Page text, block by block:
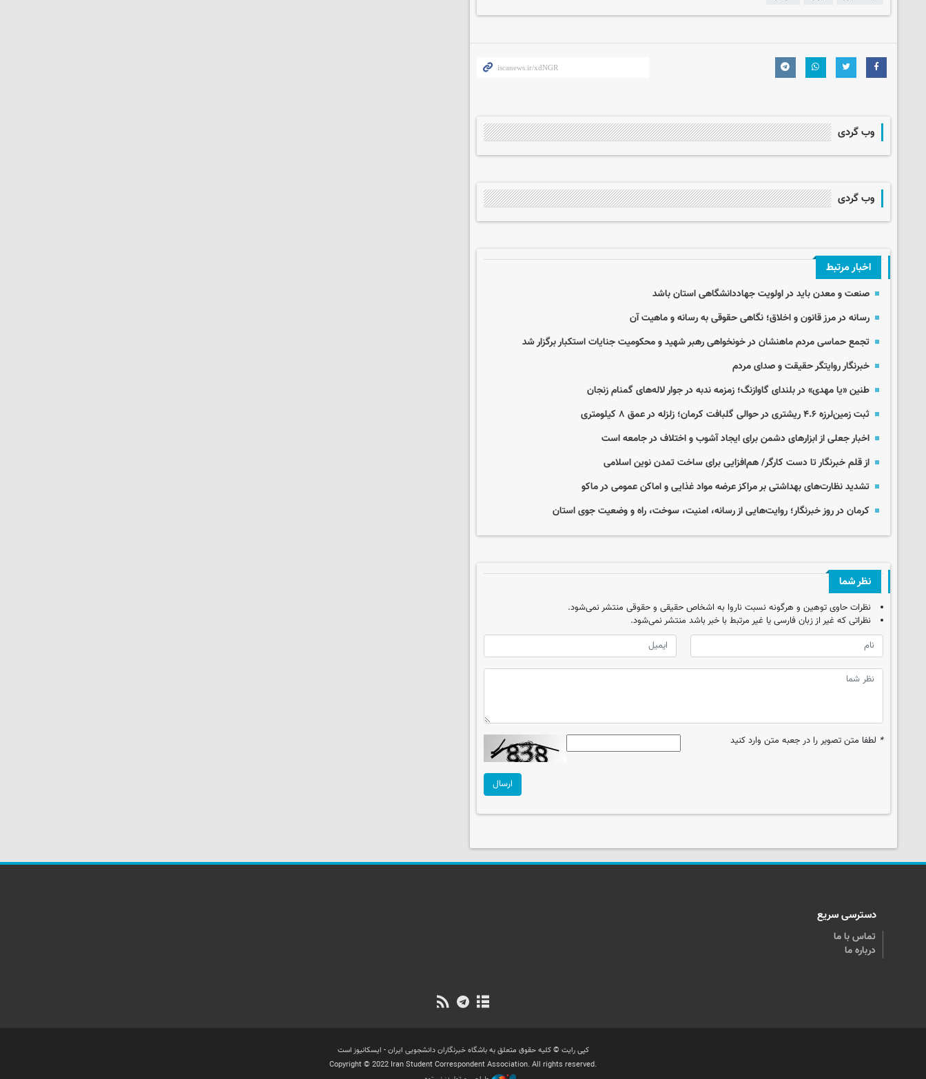
وب گردی
وب گردی
اخبار مرتبط
صنعت و معدن باید در اولویت جهاددانشگاهی استان باشد
رسانه در مرز قانون و اخلاق؛ نگاهی حقوقی به رسانه و ماهیت آن
تجمع حماسی مردم ماهنشان در خونخواهی رهبر شهید و محکومیت جنایات استکبار برگزار شد
خبرنگار روایتگر حقیقت و صدای مردم
طنین «یا مهدی» در بلندای گاوازنگ؛ زمزمه ندبه در جوار لاله‌های گمنام زنجان
ثبت زمین‌لرزه ۴.۶ ریشتری در حوالی گلبافت کرمان؛ زلزله در عمق ۸ کیلومتری
اخبار جعلی از ابزارهای دشمن برای ایجاد آشوب و اختلاف در جامعه است
از قلم خبرنگار تا دست کارگر/ هم‌افزایی برای ساخت تمدن نوین اسلامی
تشدید نظارت‌های بهداشتی بر مراکز عرضه مواد غذایی و اماکن عمومی در ماکو
کرمان در روز خبرنگار؛ روایت‌هایی از رسانه، امنیت، سوخت، راه و وضعیت جوی استان
نظر شما
نظرات حاوی توهین و هرگونه نسبت ناروا به اشخاص حقیقی و حقوقی منتشر نمی‌شود.
نظراتی که غیر از زبان فارسی یا غیر مرتبط با خبر باشد منتشر نمی‌شود.
* لطفا متن تصویر را در جعبه متن وارد کنید
ارسال
دسترسی سریع
تماس با ما
درباره ما
کپی رایت © کلیه حقوق متعلق به باشگاه خبرنگاران دانشجویی ایران - ایسکانیوز است
Copyright © 2022 Iran Student Correspondent Association. All rights reserved.